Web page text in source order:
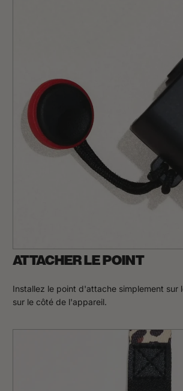
ATTACHER LE POINT
Installez le point d'attache simplement
sur le côté de l'appareil.